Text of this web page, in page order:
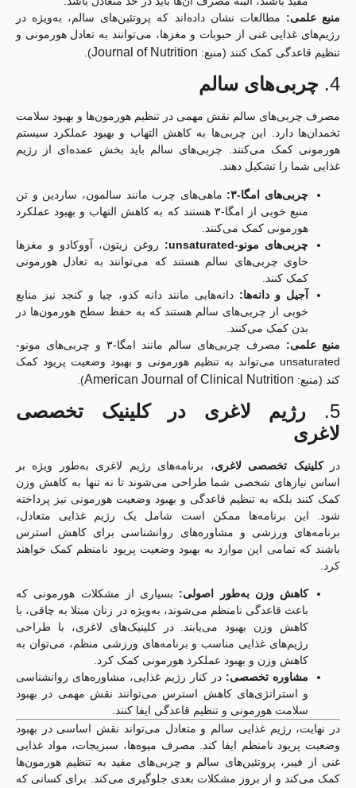
منبع علمی: مطالعات نشان داده‌اند که پروتئین‌های سالم، به‌ویژه در
رژیم‌های غذایی غنی از حبوبات و مغزها، می‌توانند به تعادل هورمونی و
تنظیم قاعدگی کمک کنند (منبع:Journal of Nutrition
).
4. چربی‌های سالم
مصرف چربی‌های سالم نقش مهمی در تنظیم هورمون‌ها و بهبود سلامت
تخمدان‌ها دارد. این چربی‌ها به کاهش التهاب و بهبود عملکرد سیستم
هورمونی کمک می‌کنند. چربی‌های سالم باید بخش عمده‌ای از رژیم
غذایی شما را تشکیل دهند.
چربی‌های امگا-۳:
ماهی‌های چرب مانند سالمون، ساردین و تن
منبع خوبی از امگا-۳ هستند که به کاهش التهاب و بهبود عملکرد
هورمونی کمک می‌کنند.
چربی‌های مونو-unsaturated:
روغن زیتون، آووکادو و مغزها
حاوی چربی‌های سالم هستند که می‌توانند به تعادل هورمونی
کمک کنند.
آجیل و دانه‌ها:دانه‌هایی مانند دانه کدو، چیا و کنجد نیز منابع
خوبی از چربی‌های سالم هستند که به حفظ سطح هورمون‌ها در
بدن کمک می‌کنند.
منبع علمی:
مصرف چربی‌های سالم مانند امگا-۳ و چربی‌های مونو-
unsaturated می‌تواند به تنظیم هورمونی و بهبود وضعیت پریود کمک
کند (منبع:American Journal of Clinical Nutrition
).
5.
رژیم لاغری در کلینیک تخصصی
لاغری
در کلینیک تخصصی لاغری، برنامه‌های رژیم لاغری به‌طور ویژه بر
اساس نیازهای شخصی شما طراحی می‌شوند تا نه تنها به کاهش وزن
کمک کنند بلکه به تنظیم قاعدگی و بهبود وضعیت هورمونی نیز پرداخته
شود. این برنامه‌ها ممکن است شامل یک رژیم غذایی متعادل،
برنامه‌های ورزشی و مشاوره‌های روانشناسی برای کاهش استرس
باشند که تمامی این موارد به بهبود وضعیت پریود نامنظم کمک خواهند
کرد.
کاهش وزن به‌طور اصولی:بسیاری از مشکلات هورمونی که
باعث قاعدگی نامنظم می‌شوند، به‌ویژه در زنان مبتلا به چاقی، با
کاهش وزن بهبود می‌یابند. در کلینیک‌های لاغری، با طراحی
رژیم‌های غذایی مناسب و برنامه‌های ورزشی منظم، می‌توان به
کاهش وزن و بهبود عملکرد هورمونی کمک کرد.
مشاوره تخصصی:در کنار رژیم غذایی، مشاوره‌های روانشناسی
و استراتژی‌های کاهش استرس می‌توانند نقش مهمی در بهبود
سلامت هورمونی و تنظیم قاعدگی ایفا کنند.
در نهایت، رژیم غذایی سالم و متعادل می‌تواند نقش اساسی در بهبود
وضعیت پریود نامنظم ایفا کند. مصرف میوه‌ها، سبزیجات، مواد غذایی
غنی از فیبر، پروتئین‌های سالم و چربی‌های مفید به تنظیم هورمون‌ها
کمک می‌کند و از بروز مشکلات بعدی جلوگیری می‌کند. برای کسانی که